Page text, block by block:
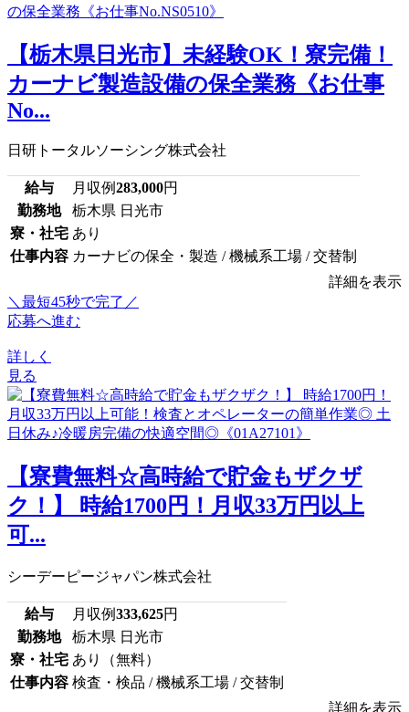
【栃木県日光市】未経験OK！寮完備！
カーナビ製造設備の保全業務《お仕事
No...
日研トータルソーシング株式会社
給与 月収例283,000円
勤務地
栃木県 日光市
寮・社宅 あり
仕事内容 カーナビの保全・製造 / 機械系工場 / 交替制
詳細を表示
＼最短45秒で完了／
応募へ進む
詳しく
見る
【寮費無料☆高時給で貯金もザクザ
ク！】 時給1700円！月収33万円以上
可...
シーデーピージャパン株式会社
給与 月収例333,625円
勤務地
栃木県 日光市
寮・社宅 あり（無料）
仕事内容 検査・検品 / 機械系工場 / 交替制
詳細を表示